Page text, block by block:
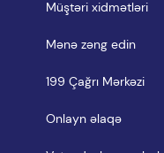
Müştəri xidmətləri
Mənə zəng edin
199 Çağrı Mərkəzi
Onlayn əlaqə